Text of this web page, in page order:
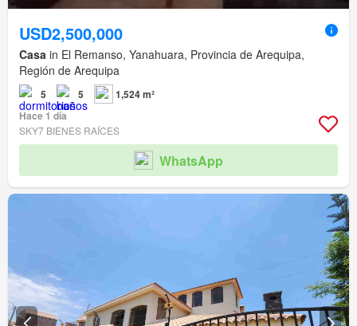
USD2,500,000
Casa in El Remanso, Yanahuara, Provincia de Arequipa,
Región de Arequipa
5 5
1,524 m²
Hace 1 día
SKY7 BIENES RAÍCES
WhatsApp